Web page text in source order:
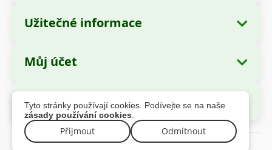
Tyto stránky používají cookies. Podívejte se na naše
zásady používání cookies
Přijmout Odmítnout
Název společnosti:
Distribution SRL
Sídlo:Strada Cuza Vodă nr. 97, Sector 4,
București, 040283, România
IČ (CUI):44237077
Užitečné informace
Jak objednávat?
Způsoby platby
Informace o dopravě
Reklamační řád
Můj účet
Moje objednávky
Osobní údaje
Adresy
Bezpečné platby
© 2026 zella.cz – Všechna práva vyhrazena